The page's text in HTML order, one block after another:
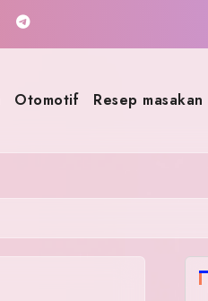
Otomotif Resep masakan